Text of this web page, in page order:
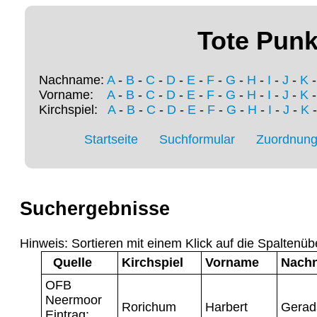
Tote
Nachname: A- B - C - D - E - F - G - H - I - J - K
Vorname: A- B - C - D - E - F - G - H - I - J - K
Kirchspiel: A- B - C - D- E- F- G - H - I - J - K
Startseite Suchformular
Suchergebnisse
Hinweis: Sortieren mit einem Klick auf die
Quelle
Kirchspiel Vorname
OFB
Neermoor
Rorichum Harbert